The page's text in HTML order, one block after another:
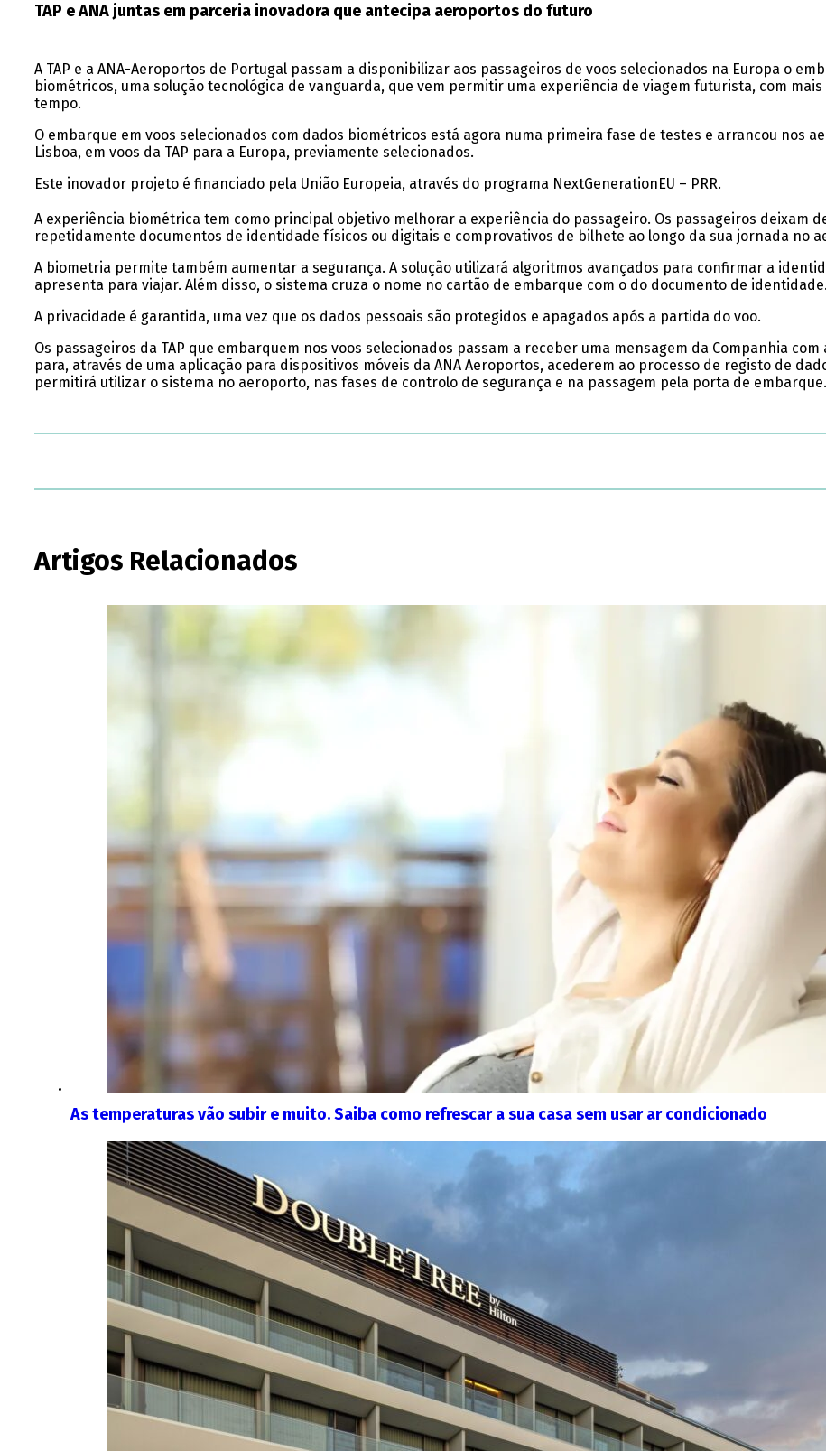
TAP e ANA juntas em parceria inovadora que antecipa aeroportos do futuro
A TAP e a ANA-Aeroportos de Portugal passam a disponibilizar aos passageiros de voos selecionados na Europa o
biométricos, uma solução tecnológica de vanguarda, que vem permitir uma experiência de viagem futurista, com
tempo.
O embarque em voos selecionados com dados biométricos está agora numa primeira fase de testes e arrancou nos
Lisboa, em voos da TAP para a Europa, previamente selecionados.
Este inovador projeto é financiado pela União Europeia, através do programa NextGenerationEU – PRR.
A experiência biométrica tem como principal objetivo melhorar a experiência do passageiro. Os passageiros deixam
repetidamente documentos de identidade físicos ou digitais e comprovativos de bilhete ao longo da sua jornada no
A biometria permite também aumentar a segurança. A solução utilizará algoritmos avançados para confirmar a
apresenta para viajar. Além disso, o sistema cruza o nome no cartão de embarque com o do documento de identidade.
A privacidade é garantida, uma vez que os dados pessoais são protegidos e apagados após a partida do voo.
Os passageiros da TAP que embarquem nos voos selecionados passam a receber uma mensagem da Companhia
para, através de uma aplicação para dispositivos móveis da ANA Aeroportos, acederem ao processo de registo de
permitirá utilizar o sistema no aeroporto, nas fases de controlo de segurança e na passagem pela porta de embarque.
Artigos Relacionados
As temperaturas vão subir e muito. Saiba como refrescar a sua casa sem usar ar condicionado